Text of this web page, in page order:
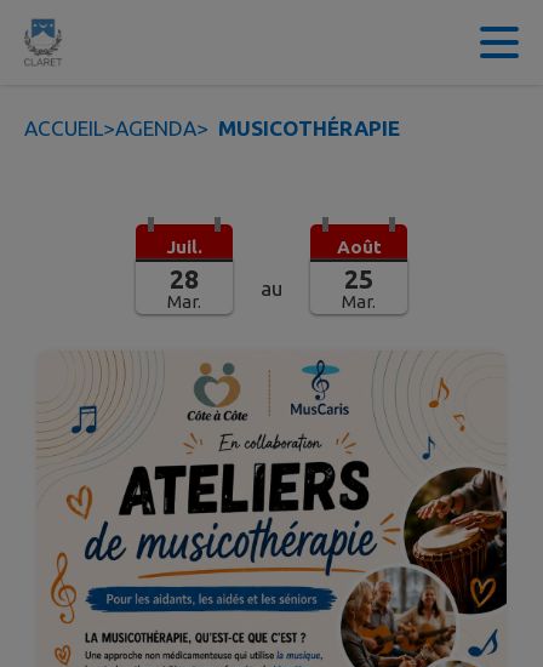
Contenu
ACCUEIL>AGENDA> MUSICOTHÉRAPIE
Juil.
28
Mar.
au
Août
25
Mar.